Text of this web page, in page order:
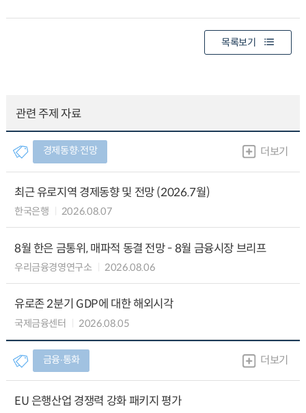
목록보기
관련 주제 자료
경제동향∙전망 더보기
최근 유로지역 경제동향 및 전망 (2026.7월)
한국은행 2026.08.07
8월 한은 금통위, 매파적 동결 전망 - 8월 금융시장 브리프
우리금융경영연구소 2026.08.06
유로존 2분기 GDP에 대한 해외시각
국제금융센터 2026.08.05
금융∙통화 더보기
EU 은행산업 경쟁력 강화 패키지 평가